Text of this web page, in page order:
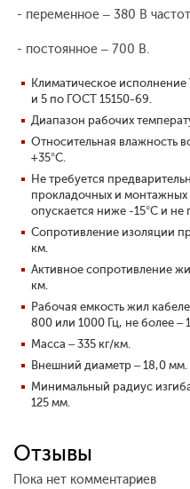
- переменное – 380 В
- постоянное – 700 В.
Климатическое
и 5 по ГОСТ 15150-69.
Диапазон рабочих
Относительная влажность
+35°С.
Не требуется
прокладочных и монтажных
опускается ниже -15°С и не
Сопротивление изоляции
км.
Активное сопротивление
км.
Рабочая емкость жил
800 или 1000 Гц, не более –
Масса – 335 кг/км.
Внешний диаметр – 18,0 мм.
Минимальный радиус
125 мм.
Отзывы
Пока нет комментариев